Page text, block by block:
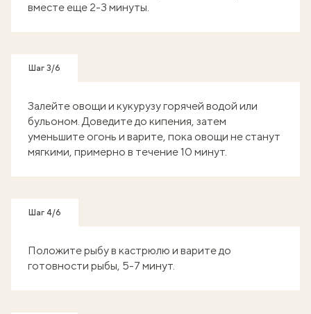
вместе еще 2-3 минуты.
Шаг 3/6
Залейте овощи и кукурузу горячей водой или
бульоном. Доведите до кипения, затем
уменьшите огонь и варите, пока овощи не станут
мягкими, примерно в течение 10 минут.
Шаг 4/6
Положите рыбу в кастрюлю и варите до
готовности рыбы, 5-7 минут.